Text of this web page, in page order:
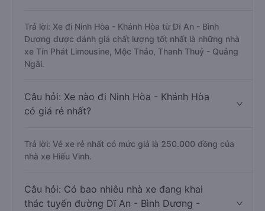
Trả lời: Xe đi Ninh Hòa - Khánh Hòa từ Dĩ An - Bình
Dương được đánh giá chất lượng tốt nhất là những nhà
xe Tín Phát Limousine, Mộc Thảo, Thanh Thuỷ - Quảng
Ngãi.
Câu hỏi: Xe nào đi Ninh Hòa - Khánh Hòa
có giá rẻ nhất?
Trả lời: Vé xe rẻ nhất có mức giá là 250.000 đồng của
nhà xe Hiếu Vinh.
Câu hỏi: Có bao nhiêu nhà xe đang khai
thác tuyến đường Dĩ An - Bình Dương -